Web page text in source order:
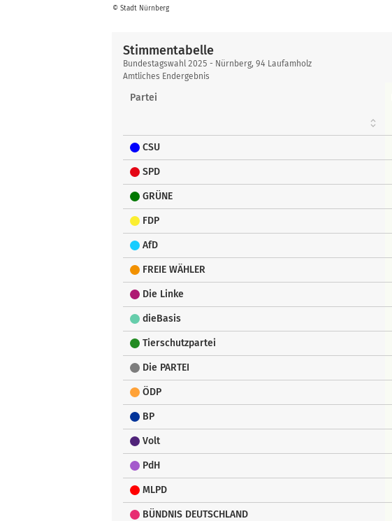
© Stadt Nürnberg
Stimmentabelle
Stimmentabelle
Bundestagswahl 2025 - Nürnberg, 94 Laufamholz
Amtliches Endergebnis
Partei
CSU
SPD
GRÜNE
FDP
AfD
FREIE WÄHLER
Die Linke
dieBasis
Tierschutzpartei
Die PARTEI
ÖDP
BP
Volt
PdH
MLPD
BÜNDNIS DEUTSCHLAND